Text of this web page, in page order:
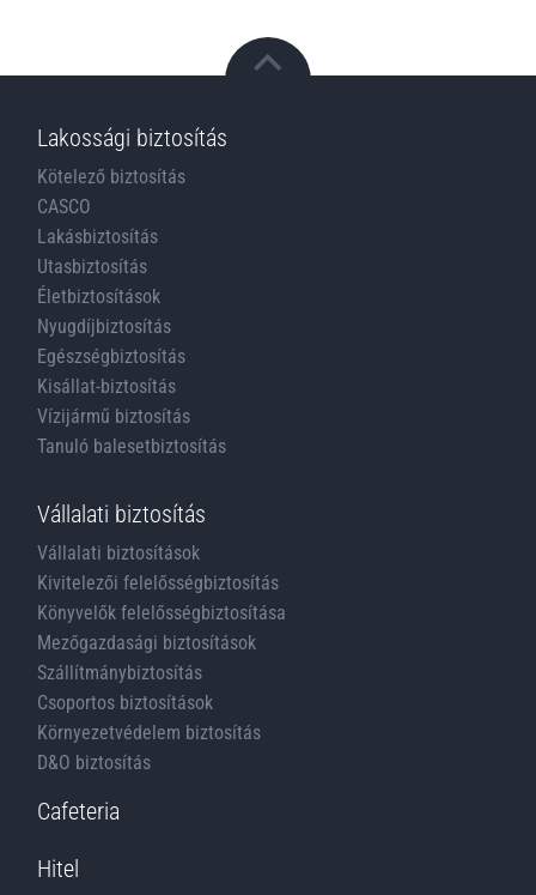
Lakossági biztosítás
Kötelező biztosítás
CASCO
Lakásbiztosítás
Utasbiztosítás
Életbiztosítások
Nyugdíjbiztosítás
Egészségbiztosítás
Kisállat-biztosítás
Vízijármű biztosítás
Tanuló balesetbiztosítás
Vállalati biztosítás
Vállalati biztosítások
Kivitelezői felelősségbiztosítás
Könyvelők felelősségbiztosítása
Mezőgazdasági biztosítások
Szállítmánybiztosítás
Csoportos biztosítások
Környezetvédelem biztosítás
D&O biztosítás
Cafeteria
Hitel